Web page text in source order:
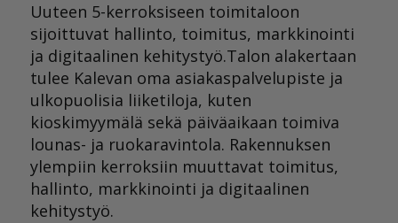
Uuteen 5-kerroksiseen toimitaloon
sijoittuvat hallinto, toimitus, markkinointi
ja digitaalinen kehitystyö.Talon alakertaan
tulee Kalevan oma asiakaspalvelupiste ja
ulkopuolisia liiketiloja, kuten
kioskimyymälä sekä päiväaikaan toimiva
lounas- ja ruokaravintola. Rakennuksen
ylempiin kerroksiin muuttavat toimitus,
hallinto, markkinointi ja digitaalinen
kehitystyö.